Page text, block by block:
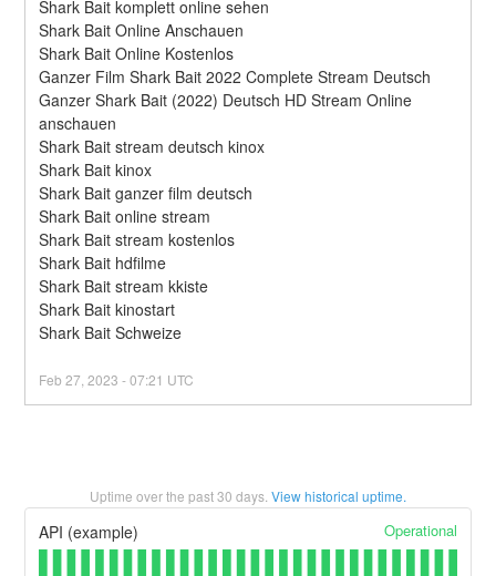
Shark Bait komplett online sehen
Shark Bait Online Anschauen
Shark Bait Online Kostenlos
Ganzer Film Shark Bait 2022 Complete Stream Deutsch
Ganzer Shark Bait (2022) Deutsch HD Stream Online
anschauen
Shark Bait stream deutsch kinox
Shark Bait kinox
Shark Bait ganzer film deutsch
Shark Bait online stream
Shark Bait stream kostenlos
Shark Bait hdfilme
Shark Bait stream kkiste
Shark Bait kinostart
Shark Bait Schweize
Feb27 ,2023 -07:21 UTC
Uptime over the past30 days. View historical uptime.
API (example) Operational